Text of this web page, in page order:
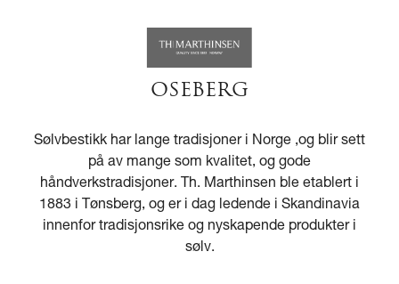
OSEBERG
Sølvbestikk har lange tradisjoner i Norge ,og blir sett
på av mange som kvalitet, og gode
håndverkstradisjoner. Th. Marthinsen ble etablert i
1883 i Tønsberg, og er i dag ledende i Skandinavia
innenfor tradisjonsrike og nyskapende produkter i
sølv.